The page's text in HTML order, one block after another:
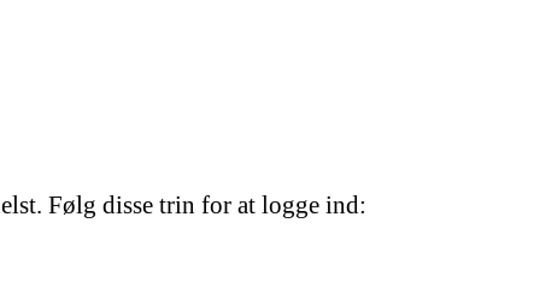
Følg disse trin for at logge ind: